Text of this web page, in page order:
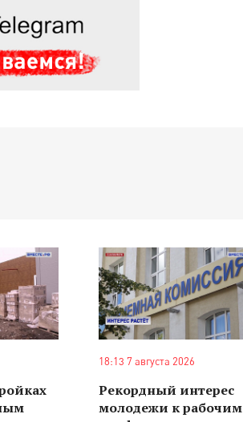
18:13 7 августа 2026
Рекордный интерес
молодежи к рабочим